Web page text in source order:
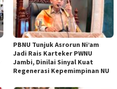
PBNU Tunjuk Asrorun Ni’am
Jadi Rais Karteker PWNU
Jambi, Dinilai Sinyal Kuat
Regenerasi Kepemimpinan NU